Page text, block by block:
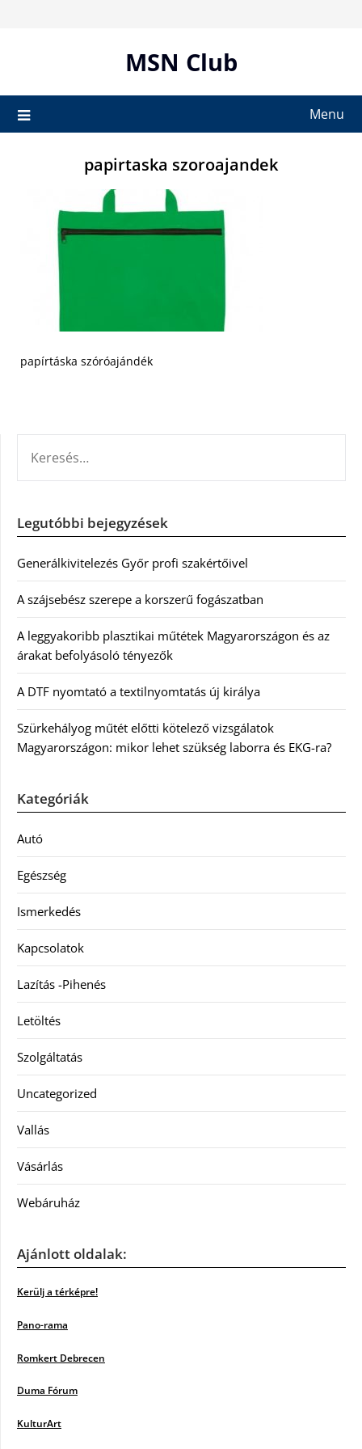
MSN Club
Menu
papirtaska szoroajandek
papírtáska szóróajándék
Legutóbbi bejegyzések
Generálkivitelezés Győr profi szakértőivel
A szájsebész szerepe a korszerű fogászatban
A leggyakoribb plasztikai műtétek Magyarországon és az
árakat befolyásoló tényezők
A DTF nyomtató a textilnyomtatás új királya
Szürkehályog műtét előtti kötelező vizsgálatok
Magyarországon: mikor lehet szükség laborra és EKG-ra?
Kategóriák
Autó
Egészség
Ismerkedés
Kapcsolatok
Lazítás -Pihenés
Letöltés
Szolgáltatás
Uncategorized
Vallás
Vásárlás
Webáruház
Ajánlott oldalak:
Kerülj a térképre!
Pano-rama
Romkert Debrecen
Duma Fórum
KulturArt